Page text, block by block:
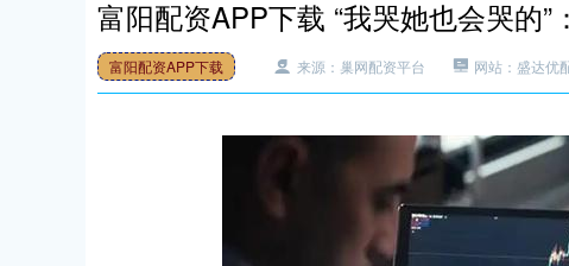
富阳配资APP下载 “我哭她也会哭的”
富阳配资APP下载 来源：巢网配资平台 网站：盛达优